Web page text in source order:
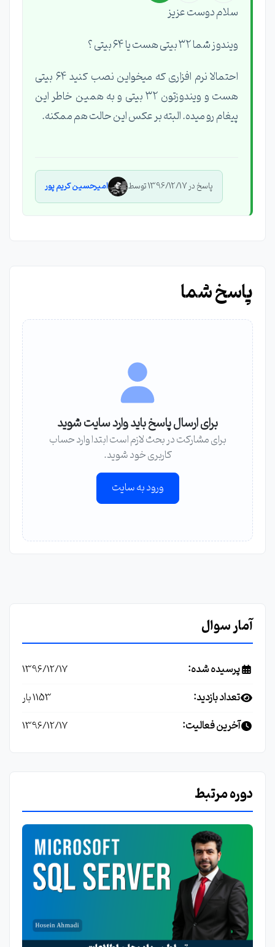
سلام دوست عزیز
ویندوز شما ۳۲ بیتی هست یا ۶۴ بیتی ؟
احتمالا نرم افزاری که میخواین نصب کنید ۶۴ بیتی
هست و ویندوزتون ۳۲ بیتی و به همین خاطر این
پیغام رو میده. البته بر عکس این حالت هم ممکنه.
پاسخ در 1396/12/17 توسط امیرحسین کریم پور
پاسخ شما
برای ارسال پاسخ باید وارد سایت شوید
برای مشارکت در بحث لازم است ابتدا وارد حساب
کاربری خود شوید.
ورود به سایت
آمار سوال
پرسیده شده: 1396/12/17
تعداد بازدید: 1153 بار
آخرین فعالیت: 1396/12/17
دوره مرتبط